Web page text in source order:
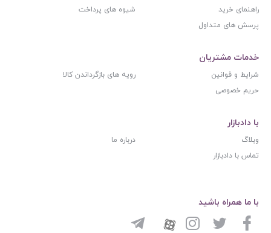
راهنمای خرید
شیوه های پرداخت
پرسش های متداول
خدمات مشتریان
شرایط و قوانین
رویه های بازگرداندن کالا
حریم خصوصی
با دادبازار
وبلاگ
درباره ما
تماس با دادبازار
با ما همراه باشید